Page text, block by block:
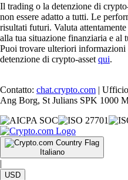
Il trading o la detenzione di
non essere adatto a tutti. Le
risultati futuri. Valuta
alla tua situazione finanziaria e
Puoi trovare ulteriori
detenzione di crypto-asset qui.
Contatto: chat.crypto.com |
Ang Borg, St Julians SPK 1000
Italiano
|
USD